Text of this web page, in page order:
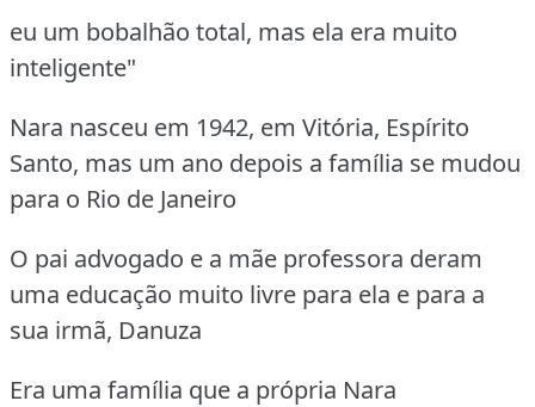
eu um bobalhão total, mas ela era muito
inteligente"
Nara nasceu em 1942, em Vitória, Espírito
Santo, mas um ano depois a família se mudou
para o Rio de Janeiro
O pai advogado e a mãe professora deram
uma educação muito livre para ela e para a
sua irmã, Danuza
Era uma família que a própria Nara